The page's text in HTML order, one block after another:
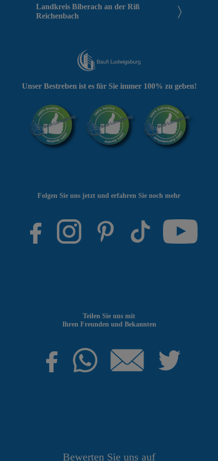
Landkreis Biberach an der Riß
Reichenbach
Bewerten Sie uns auf
Teilen Sie uns mit
Ihren Freunden und Bekannten
Folgen Sie uns jetzt und erfahren Sie noch mehr
Unser Bestreben ist es für Sie immer 100% zu geben!